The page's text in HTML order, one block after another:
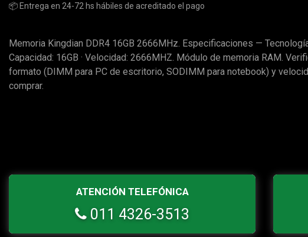
📦 Entrega en 24-72 hs hábiles de acreditado el pago
Memoria Kingdian DDR4 16GB 2666MHz. Especificaciones —
Capacidad: 16GB · Velocidad: 2666MHZ. Módulo de memoria RAM.
formato (DIMM para PC de escritorio, SODIMM para notebook) y
comprar.
ATENCIÓN TELEFÓNICA
011 4326-3513